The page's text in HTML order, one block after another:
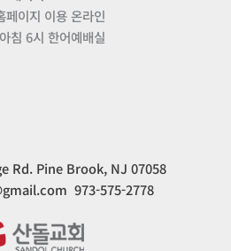
페이지 이용 온라인
침 6시 한어예배실
Rd. Pine Brook, NJ 07058
973-575-2778